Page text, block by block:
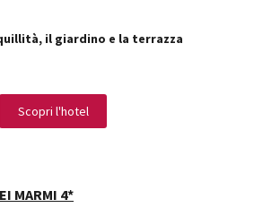
il giardino e la terrazza
Scopri l'hotel
MARMI 4*